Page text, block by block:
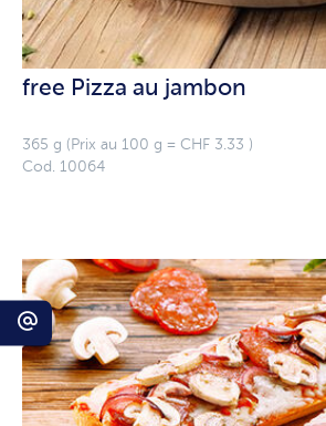
free Pizza au jambon
365 g (Prix au 100 g = CHF 3.33 )
Cod. 10064